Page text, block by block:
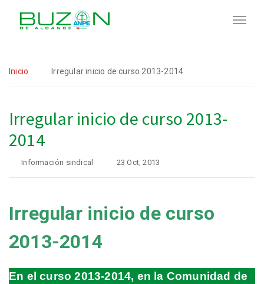
Inicio Irregular inicio de curso 2013-2014
Irregular inicio de curso 2013-
2014
Información sindical 23 Oct, 2013
Irregular inicio de curso
2013-2014
En el curso 2013-2014, en la Comunidad de